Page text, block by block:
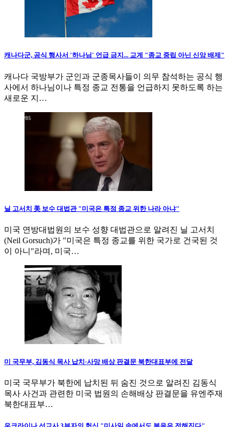
캐나다군, 공식 행사서 '하나님' 언급 금지... 교계 "종교 중립 아닌 신앙 배제"
캐나다 국방부가 군인과 군종목사들이 의무 참석하는 공식 행
사에서 하나님이나 특정 종교 전통을 언급하지 못하도록 하는
새로운 지…
닐 고서치 美 보수 대법관 "미국은 특정 종교 위한 나라 아냐"
미국 연방대법원의 보수 성향 대법관으로 알려진 닐 고서치
(Neil Gorsuch)가 "미국은 특정 종교를 위한 국가로 건국된 것
이 아니"라며, 미국…
미 국무부, 김동식 목사 납치·사망 배상 판결문 북한대표부에 전달
미국 국무부가 북한에 납치된 뒤 숨진 것으로 알려진 김동식
목사 사건과 관련한 미국 법원의 손해배상 판결문을 유엔주재
북한대표부…